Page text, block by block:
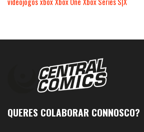
QUERES COLABORAR CONNOSCO?